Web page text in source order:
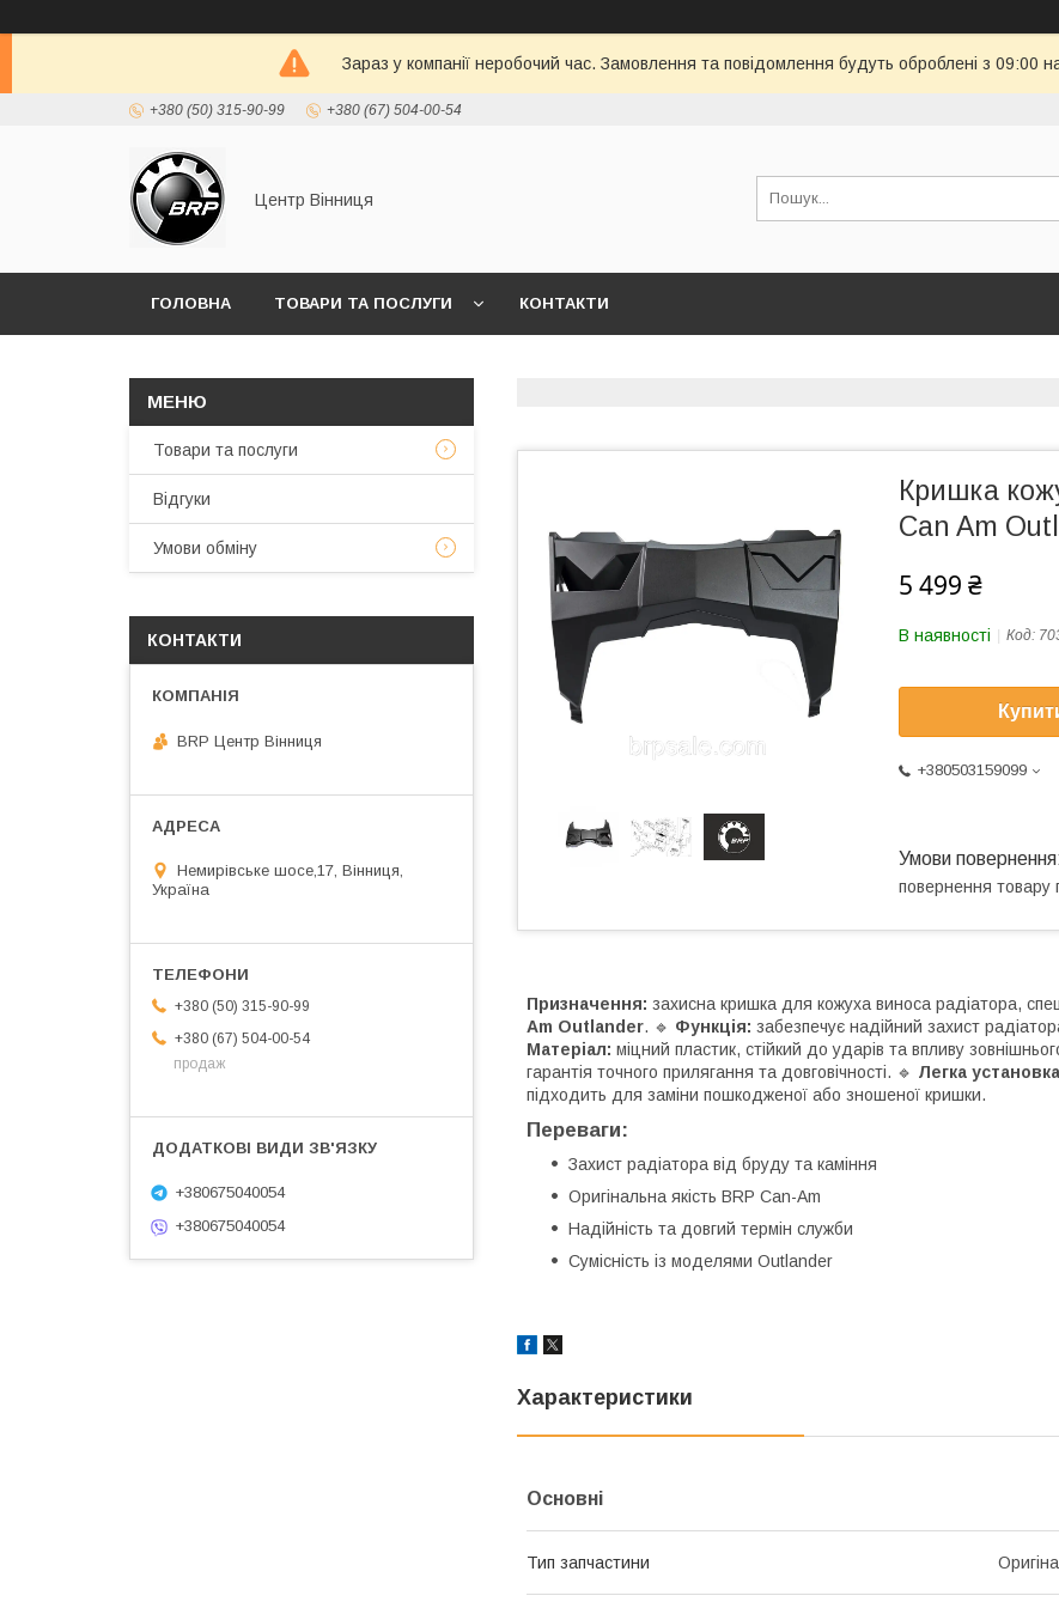
Зараз у компанії неробочий час. Замовлення та повідомлення будуть оброблені з 09:00
+380 (50) 315-90-99 +380 (67) 504-00-54
Центр Вінниця
ГОЛОВНА ТОВАРИ ТА ПОСЛУГИ КОНТАКТИ
Кришка
Can Am
5 499 ₴
В наявності Код:
+380503159099
повернення товару
Призначення: захисна кришка для кожуха виноса радіатора,
Am Outlander. 🔹 Функція: забезпечує надійний захист
Матеріал: міцний пластик, стійкий до ударів та впливу
гарантія точного прилягання та довговічності. 🔹 Легка
підходить для заміни пошкодженої або зношеної кришки.
Переваги:
Захист радіатора від бруду та каміння
Оригінальна якість BRP Can-Am
Надійність та довгий термін служби
Сумісність із моделями Outlander
Характеристики
Основні
Тип запчастини
Товари та послуги
Відгуки
Умови обміну
КОНТАКТИ
BRP Центр Вінниця
Немирівське шосе,17, Вінниця,
Україна
+380 (50) 315-90-99
+380 (67) 504-00-54
продаж
+380675040054
+380675040054